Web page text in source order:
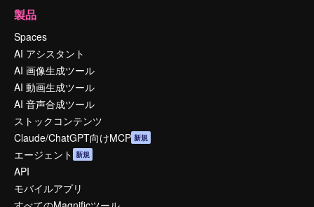
製品
Spaces
AI アシスタント
AI 画像生成ツール
AI 動画生成ツール
AI 音声合成ツール
ストックコンテンツ
Claude/ChatGPT向けMCP 新規
エージェント 新規
API
モバイルアプリ